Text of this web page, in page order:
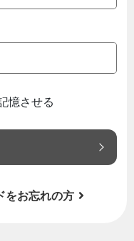
憶させる
をお忘れの方